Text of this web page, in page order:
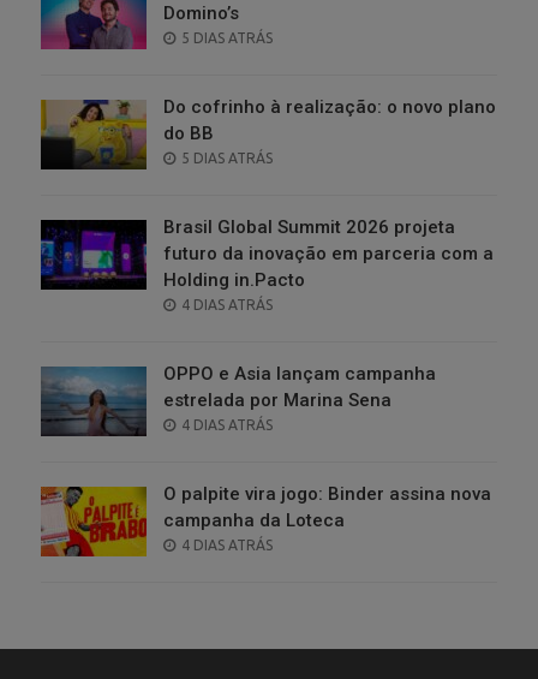
Domino’s
POSTED
5 DIAS ATRÁS
Do cofrinho à realização: o novo plano
do BB
POSTED
5 DIAS ATRÁS
Brasil Global Summit 2026 projeta
futuro da inovação em parceria com a
Holding in.Pacto
POSTED
4 DIAS ATRÁS
OPPO e Asia lançam campanha
estrelada por Marina Sena
POSTED
4 DIAS ATRÁS
O palpite vira jogo: Binder assina nova
campanha da Loteca
POSTED
4 DIAS ATRÁS